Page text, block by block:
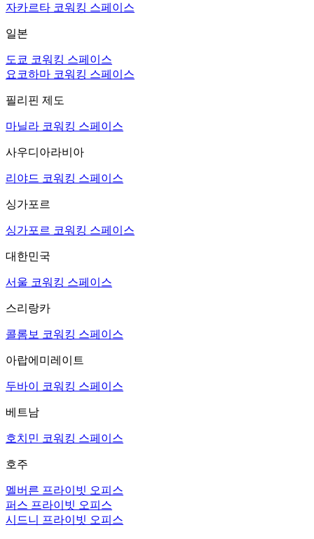
자카르타 코워킹 스페이스
일본
도쿄 코워킹 스페이스
요코하마 코워킹 스페이스
필리핀 제도
마닐라 코워킹 스페이스
사우디아라비아
리야드 코워킹 스페이스
싱가포르
싱가포르 코워킹 스페이스
대한민국
서울 코워킹 스페이스
스리랑카
콜롬보 코워킹 스페이스
아랍에미레이트
두바이 코워킹 스페이스
베트남
호치민 코워킹 스페이스
호주
멜버른 프라이빗 오피스
퍼스 프라이빗 오피스
시드니 프라이빗 오피스